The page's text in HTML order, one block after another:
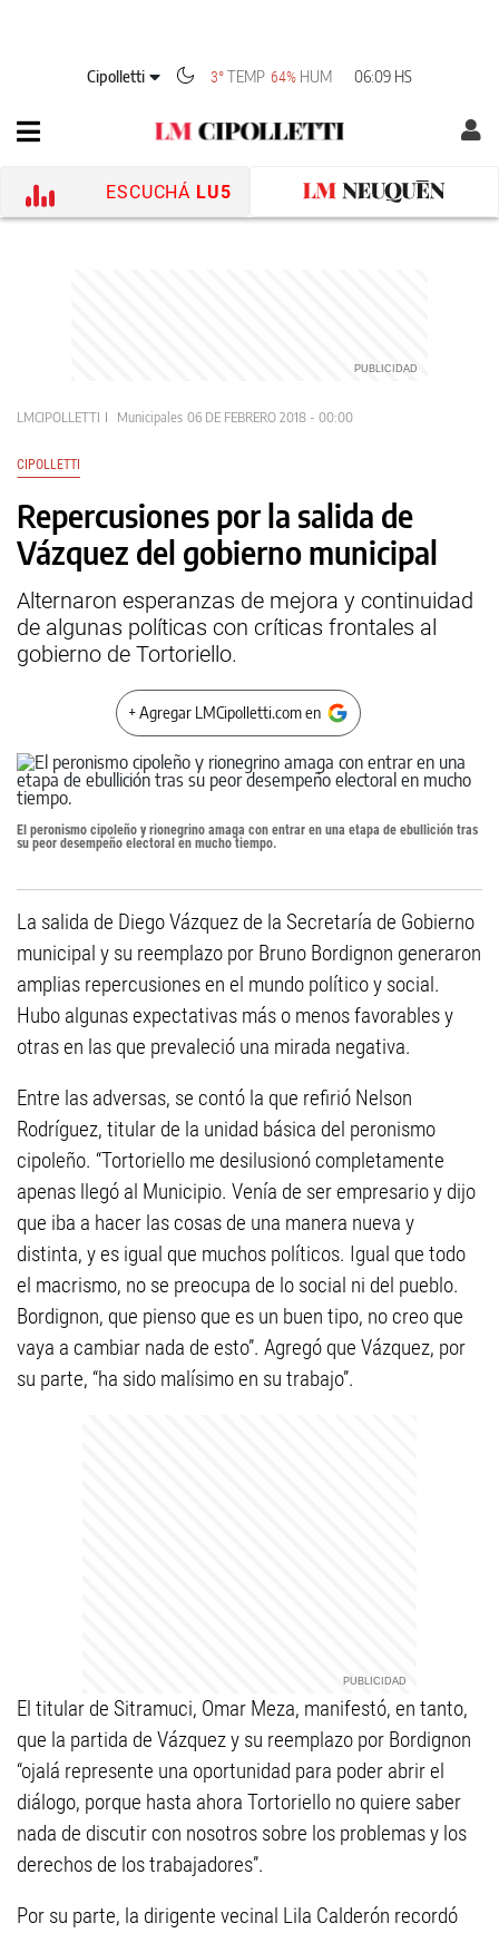
Cipolletti 3°TEMP 64% HUM 06:09 HS
ESCUCHÁ LU5
LMCIPOLLETTI Municipales 06 DE FEBRERO 2018 - 00:00
CIPOLLETTI
Repercusiones por la salida de
Vázquez del gobierno municipal
Alternaron esperanzas de mejora y continuidad
de algunas políticas con críticas frontales al
gobierno de Tortoriello.
+ Agregar LMCipolletti.com en
El peronismo cipoleño y rionegrino amaga con entrar en una etapa de ebullición tras
su peor desempeño electoral en mucho tiempo.
La salida de Diego Vázquez de la Secretaría de Gobierno
municipal y su reemplazo por Bruno Bordignon generaron
amplias repercusiones en el mundo político y social.
Hubo algunas expectativas más o menos favorables y
otras en las que prevaleció una mirada negativa.
Entre las adversas, se contó la que refirió Nelson
Rodríguez, titular de la unidad básica del peronismo
cipoleño. “Tortoriello me desilusionó completamente
apenas llegó al Municipio. Venía de ser empresario y dijo
que iba a hacer las cosas de una manera nueva y
distinta, y es igual que muchos políticos. Igual que todo
el macrismo, no se preocupa de lo social ni del pueblo.
Bordignon, que pienso que es un buen tipo, no creo que
vaya a cambiar nada de esto”. Agregó que Vázquez, por
su parte, “ha sido malísimo en su trabajo”.
El titular de Sitramuci, Omar Meza, manifestó, en tanto,
que la partida de Vázquez y su reemplazo por Bordignon
“ojalá represente una oportunidad para poder abrir el
diálogo, porque hasta ahora Tortoriello no quiere saber
nada de discutir con nosotros sobre los problemas y los
derechos de los trabajadores”.
Por su parte, la dirigente vecinal Lila Calderón recordó